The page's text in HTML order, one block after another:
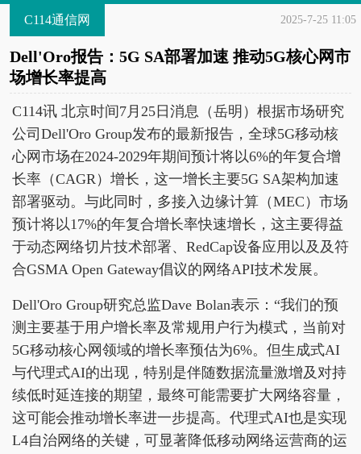
C114通信网 2025-7-25 11:05
Dell'Oro报告：5G SA部署加速 推动5G核心网市
场增长率提高
C114讯 北京时间7月25日消息（岳明）根据市场研究
公司Dell'Oro Group发布的最新报告，全球5G移动核
心网市场在2024-2029年期间预计将以6%的年复合增
长率（CAGR）增长，这一增长主要5G SA架构加速
部署驱动。与此同时，多接入边缘计算（MEC）市场
预计将以17%的年复合增长率快速增长，这主要得益
于动态网络切片技术部署、RedCap设备应用以及及符
合GSMA Open Gateway倡议的网络API技术发展。
Dell'Oro Group研究总监Dave Bolan表示：“我们的预
测主要基于用户增长率及常规用户行为模式，当前对
5G移动核心网领域的增长率预估为6%。但生成式AI
与代理式AI的出现，特别是伴随数据流量激增及对持
续低时延连接的期望，最终可能需要扩大网络容量，
这可能会推动增长率进一步提高。代理式AI也是实现
L4自治网络的关键，可显著降低移动网络运营商的运